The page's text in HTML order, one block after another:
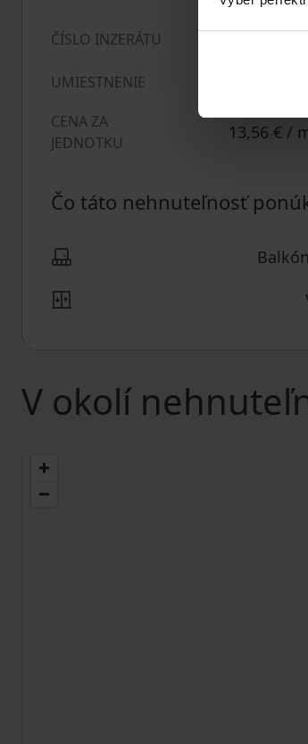
ČÍSLO INZERÁTU
UMIESTNENIE
CENA ZA
JEDNOTKU
13,56 € /
Čo táto nehnuteľnosť
V okolí